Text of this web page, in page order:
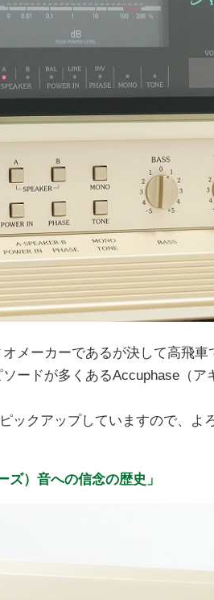
メーカーであるが決して高飛車
ードが多くあるAccuphase（ア
ックアップしていますので、よ
ズ）音への信念の歴史」